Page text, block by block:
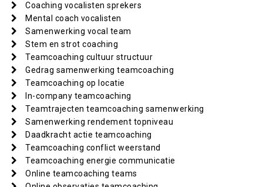
Coaching vocalisten sprekers
Mental coach vocalisten
Samenwerking vocal team
Stem en strot coaching
Teamcoaching cultuur structuur
Gedrag samenwerking teamcoaching
Teamcoaching op locatie
In-company teamcoaching
Teamtrajecten teamcoaching samenwerking
Samenwerking rendement topniveau
Daadkracht actie teamcoaching
Teamcoaching conflict weerstand
Teamcoaching energie communicatie
Online teamcoaching teams